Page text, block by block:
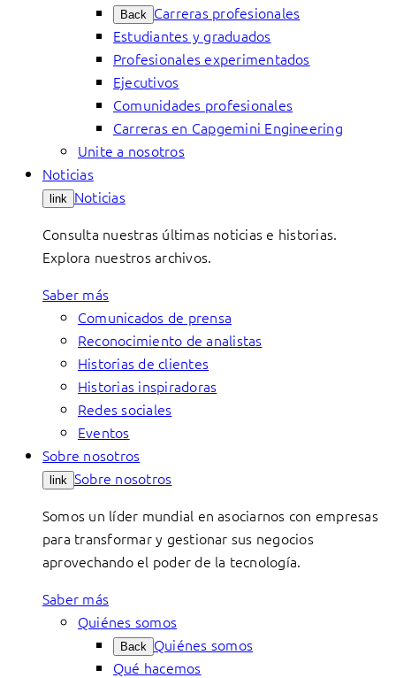
Back Carreras profesionales
Estudiantes y graduados
Profesionales experimentados
Ejecutivos
Comunidades profesionales
Carreras en Capgemini Engineering
Unite a nosotros
Noticias
link Noticias
Consulta nuestras últimas noticias e historias.
Explora nuestros archivos.
Saber más
Comunicados de prensa
Reconocimiento de analistas
Historias de clientes
Historias inspiradoras
Redes sociales
Eventos
Sobre nosotros
link Sobre nosotros
Somos un líder mundial en asociarnos con empresas
para transformar y gestionar sus negocios
aprovechando el poder de la tecnología.
Saber más
Quiénes somos
Back Quiénes somos
Qué hacemos